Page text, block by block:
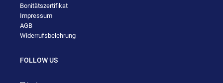
Bonitätszertifikat
Impressum
AGB
Widerrufsbelehrung
FOLLOW US